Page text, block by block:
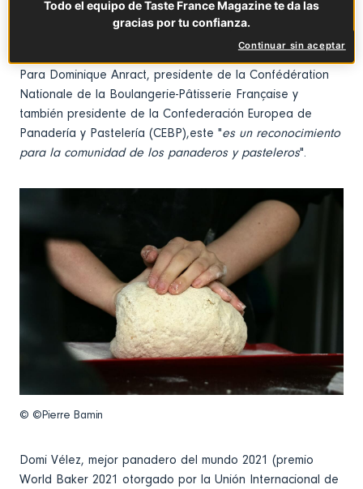
y esos lugares unificadores que son las panaderías". La
baguette, ha añadido, es "parte del día a día de los
Para Dominique Anract, presidente de la Confédération
Nationale de la Boulangerie-Pâtisserie Française y
también presidente de la Confederación Europea de
Panadería y Pastelería (CEBP),este "es un reconocimiento
para la comunidad de los panaderos y pasteleros".
© ©Pierre Bamin
Domi Vélez, mejor panadero del mundo 2021 (premio
World Baker 2021 otorgado por la Unión Internacional de
Todo el equipo de Taste France Magazine te da las
gracias por tu confianza.
Continuar sin aceptar